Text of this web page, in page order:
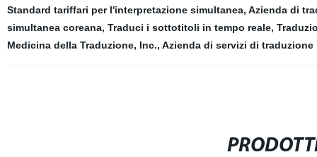
Standard tariffari per l'interpretazione simultanea, Azienda di
simultanea coreana, Traduci i sottotitoli in tempo reale,
Medicina della Traduzione, Inc., Azienda di servizi di traduzione